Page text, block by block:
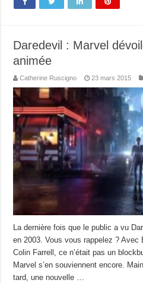
Daredevil : Marvel
animée
Catherine Ruscigno 23 mars 2015
La dernière fois que le public a vu
en 2003. Vous vous rappelez ?
Colin Farrell, ce n’était pas un
Marvel s’en souviennent encore.
tard, une nouvelle …